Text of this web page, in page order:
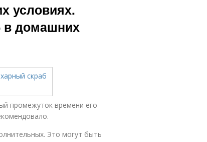
условиях.
в домашних
промежуток времени его
Это могут быть